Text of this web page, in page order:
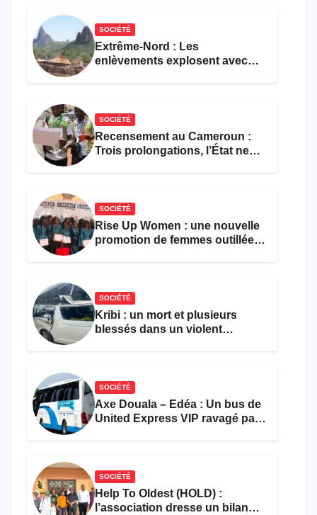
SOCIÉTÉ
Extrême-Nord : Les
enlèvements explosent avec
SOCIÉTÉ
Recensement au Cameroun :
Trois prolongations, l’État ne
SOCIÉTÉ
Rise Up Women : une nouvelle
promotion de femmes outillées
SOCIÉTÉ
Kribi : un mort et plusieurs
blessés dans un violent
SOCIÉTÉ
Axe Douala – Edéa : Un bus de
United Express VIP ravagé par
SOCIÉTÉ
Help To Oldest (HOLD) :
l’association dresse un bilan